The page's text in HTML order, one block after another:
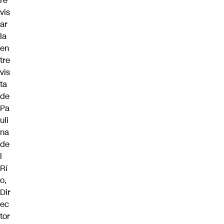
vis
ar
la
en
tre
vis
ta
de
Pa
uli
na
de
l
Rí
o,
Dir
ec
tor